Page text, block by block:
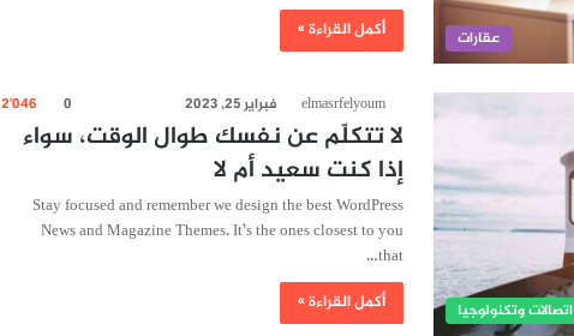
عقارات
أكمل القراءة »
اتصالات وتكنولوجيا
elmasrfelyoum فبراير 25, 2023 0 2٬046
لا تتكلّم عن نفسك طوال الوقت، سواء
إذا كنت سعيد أم لا
Stay focused and remember we design the best WordPress
News and Magazine Themes. It’s the ones closest to you
that…
أكمل القراءة »